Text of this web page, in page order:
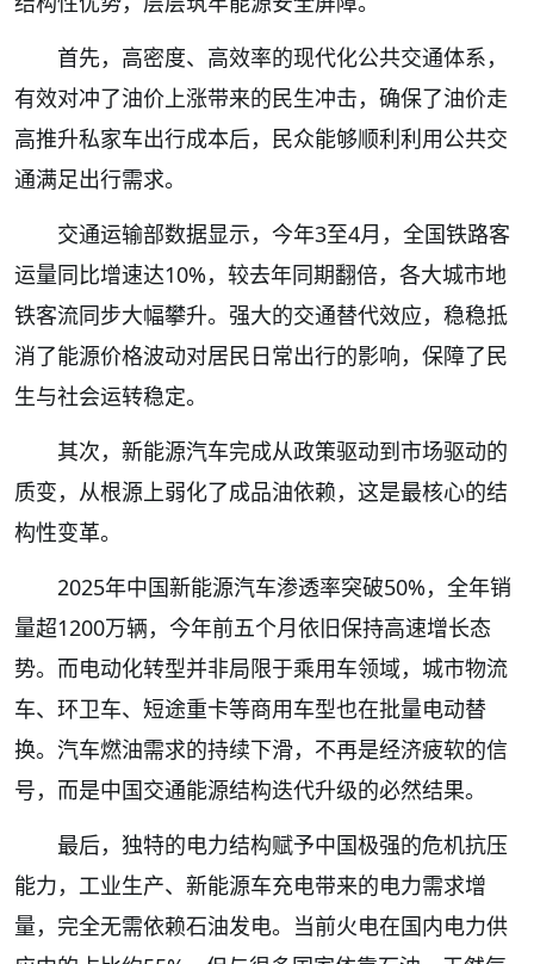
首先，高密度、高效率的现代化公共交通体系，
有效对冲了油价上涨带来的民生冲击，确保了油价走
高推升私家车出行成本后，民众能够顺利利用公共交
通满足出行需求。
交通运输部数据显示，今年3至4月，全国铁路客
运量同比增速达10%，较去年同期翻倍，各大城市地
铁客流同步大幅攀升。强大的交通替代效应，稳稳抵
消了能源价格波动对居民日常出行的影响，保障了民
生与社会运转稳定。
其次，新能源汽车完成从政策驱动到市场驱动的
质变，从根源上弱化了成品油依赖，这是最核心的结
构性变革。
2025年中国新能源汽车渗透率突破50%，全年销
量超1200万辆，今年前五个月依旧保持高速增长态
势。而电动化转型并非局限于乘用车领域，城市物流
车、环卫车、短途重卡等商用车型也在批量电动替
换。汽车燃油需求的持续下滑，不再是经济疲软的信
号，而是中国交通能源结构迭代升级的必然结果。
最后，独特的电力结构赋予中国极强的危机抗压
能力，工业生产、新能源车充电带来的电力需求增
量，完全无需依赖石油发电。当前火电在国内电力供